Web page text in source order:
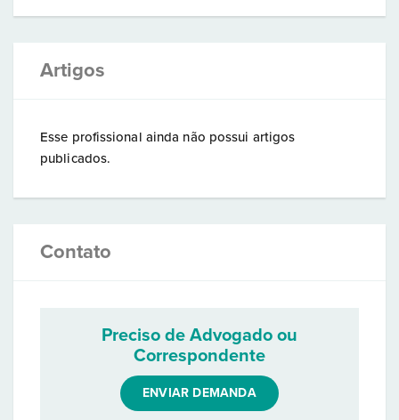
Artigos
Esse profissional ainda não possui artigos
publicados.
Contato
Preciso de Advogado ou
Correspondente
ENVIAR DEMANDA